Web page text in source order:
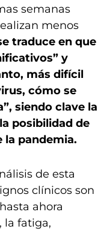
semanas
menos
traduce en que
y
más difícil
cómo se
siendo clave la
posibilidad de
la pandemia.
de esta
clínicos son
ahora
la fatiga,